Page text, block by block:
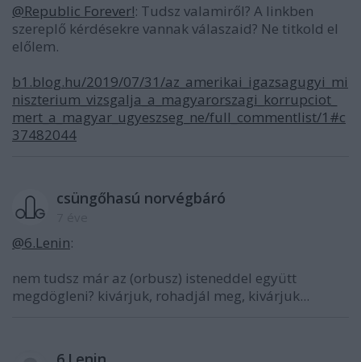
@Republic Forever!: Tudsz valamiről? A linkben
szereplő kérdésekre vannak válaszaid? Ne titkold el
előlem.
b1.blog.hu/2019/07/31/az_amerikai_igazsagugyi_mi
niszterium_vizsgalja_a_magyarorszagi_korrupciot_
mert_a_magyar_ugyeszseg_ne/full_commentlist/1#c
37482044
csüngőhasú norvégbáró
@6.Lenin:
nem tudsz már az (orbusz) isteneddel együtt
megdögleni? kivárjuk, rohadjál meg, kivárjuk...